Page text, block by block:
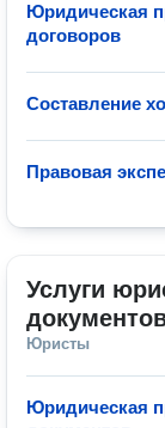
Юридическая
договоров
Составление
Правовая
Услуги
Юристы
Юридическая